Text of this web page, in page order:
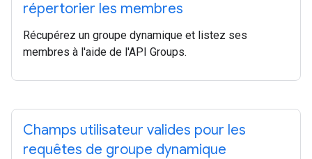
répertorier les membres
Récupérez un groupe dynamique et listez ses
membres à l'aide de l'API Groups.
Champs utilisateur valides pour les
requêtes de groupe dynamique